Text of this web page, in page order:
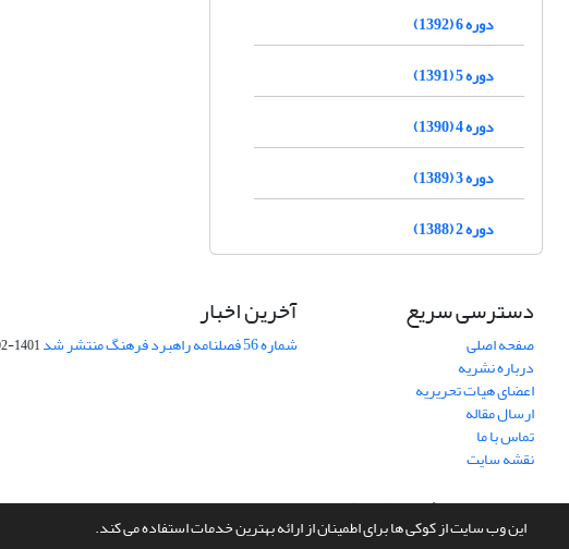
این وب سایت از کوکی ها برای اطمینان از ارائه بهترین خدمات استفاده می کند.
دوره 6 (1392)
دوره 5 (1391)
دوره 4 (1390)
دوره 3 (1389)
دوره 2 (1388)
دسترسی سریع
صفحه اصلی
درباره نشریه
اعضای هیات تحریریه
ارسال مقاله
تماس با ما
نقشه سایت
آخرین اخبار
شماره 56 فصلنامه راهبرد فرهنگ منتشر شد 1401-02-26
سامانه مدیریت نشریات علمی.طراحی و پیاده سازی ازسیناوب